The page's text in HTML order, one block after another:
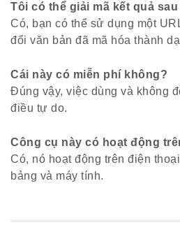
Tôi có thể giải mã kết quả
Có, bạn có thể sử dụng một
đổi văn bản đã mã hóa thành
Cái này có miễn phí không?
Đúng vậy, việc dùng và không
điều tự do.
Công cụ này có hoạt động
Có, nó hoạt động trên điện
bảng và máy tính.